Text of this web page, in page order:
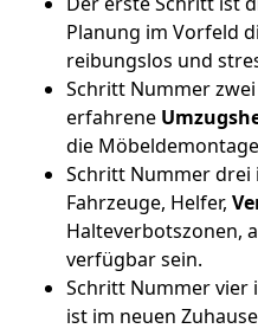
Planung im Vorfeld
reibungslos und
Schritt Nummer
erfahrene
die
Schritt Nummer drei
Fahrzeuge, Helfer,
Halteverbotszonen,
verfügbar sein.
Schritt Nummer vier
ist im neuen